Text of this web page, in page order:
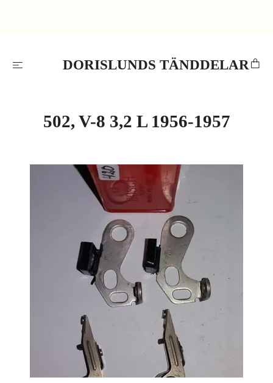
DORISLUNDS TÄNDDELAR
502, V-8 3,2 L 1956-1957